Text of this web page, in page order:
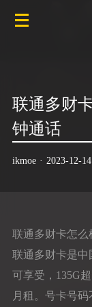
联通多财
钟通话
ikmoe · 2023-12-14
联通多财卡怎么
联通多财卡是中
可享受，135G
月租。号卡号